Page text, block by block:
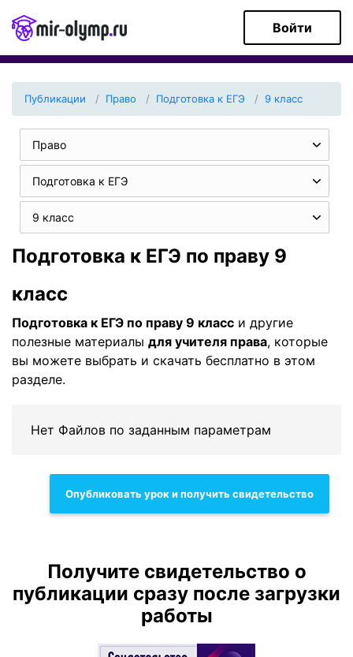
Войти
Публикации Право Подготовка к ЕГЭ 9 класс
Право
Подготовка к ЕГЭ
9 класс
Подготовка к ЕГЭ по праву 9
класс
Подготовка к ЕГЭ по праву 9 класс и другие
полезные материалы для учителя права, которые
вы можете выбрать и скачать бесплатно в этом
разделе.
Нет Файлов по заданным параметрам
Опубликовать урок и получить свидетельство
Получите свидетельство о
публикации сразу после загрузки
работы